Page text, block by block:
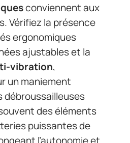
conviennent aux
Vérifiez la présence
ergonomiques
ajustables et la
vibration,
un maniement
débroussailleuses
des éléments
puissantes de
l’autonomie et